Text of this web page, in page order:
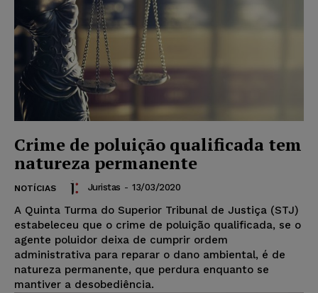
Crime de poluição qualificada tem
natureza permanente
NOTÍCIAS Juristas - 13/03/2020
A Quinta Turma do Superior Tribunal de Justiça (STJ)
estabeleceu que o crime de poluição qualificada, se o
agente poluidor deixa de cumprir ordem
administrativa para reparar o dano ambiental, é de
natureza permanente, que perdura enquanto se
mantiver a desobediência.